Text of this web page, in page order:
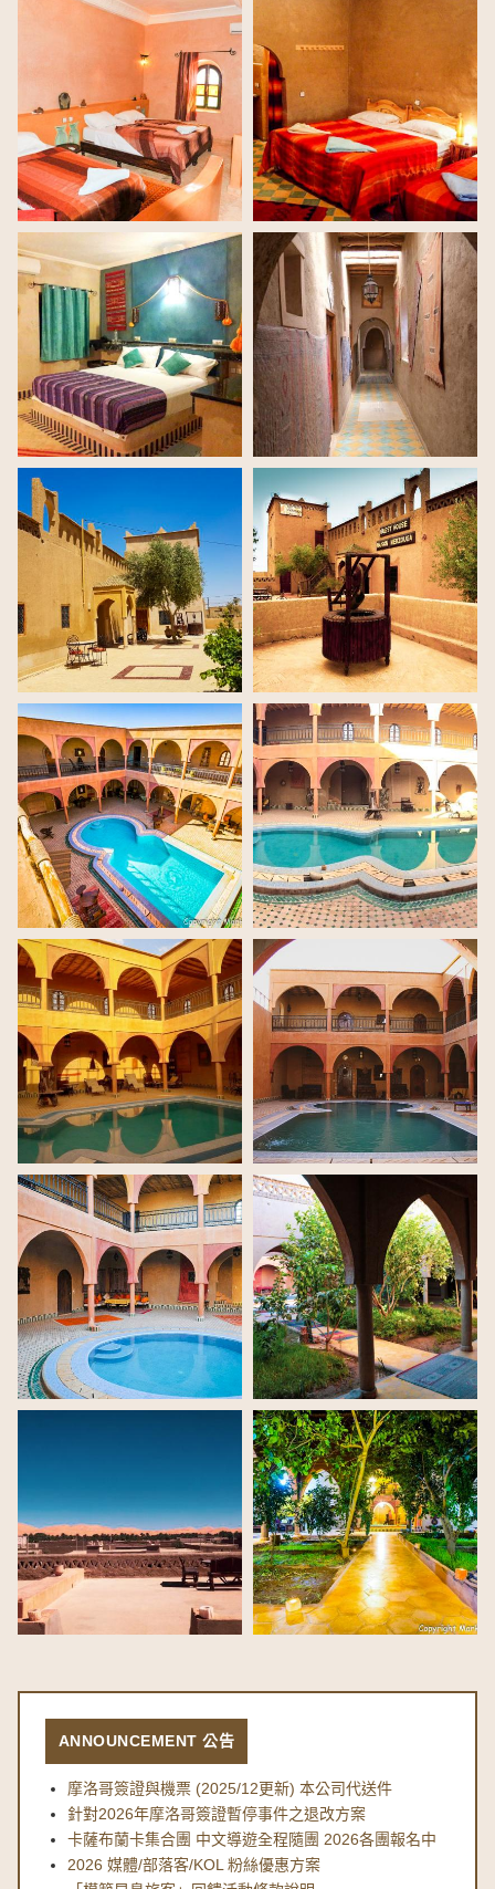
ANNOUNCEMENT 公告
摩洛哥簽證與機票 (2025/12更新) 本公司代送件
針對2026年摩洛哥簽證暫停事件之退改方案
卡薩布蘭卡集合團 中文導遊全程隨團 2026各團報名中
2026 媒體/部落客/KOL 粉絲優惠方案